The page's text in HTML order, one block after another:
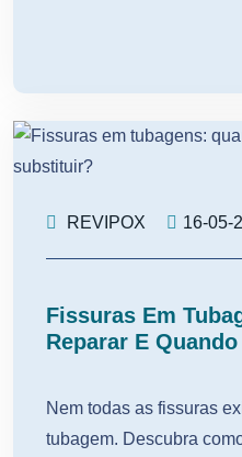
REVIPOX 16-05-
Fissuras Em
Reparar E
Nem todas as fissuras
tubagem. Descubra